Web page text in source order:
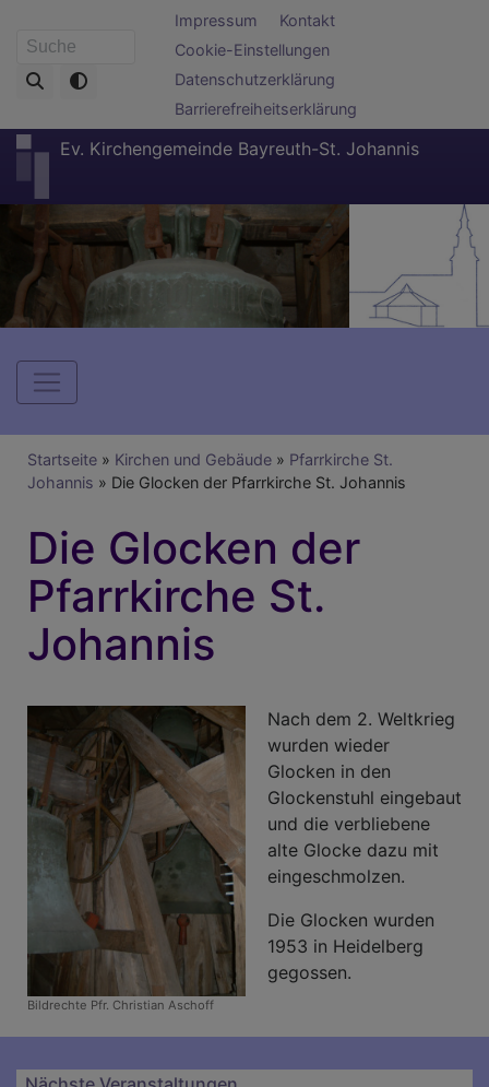
zum
Suche
Fußbereichsmenü
Impressum
Kontakt
Cookie-Einstellungen
Datenschutzerklärung
Barrierefreiheitserklärung
Ev. Kirchengemeinde Bayreuth-St. Johannis
Hauptnavigation
Breadcrumb
Startseite Kirchen und Gebäude
Pfarrkirche St.
Johannis
Die Glocken der Pfarrkirche St. Johannis
Die Glocken der
Pfarrkirche St.
Johannis
Bildrechte Pfr. Christian Aschoff
Nach dem 2. Weltkrieg
wurden wieder
Glocken in den
Glockenstuhl eingebaut
und die verbliebene
alte Glocke dazu mit
eingeschmolzen.
Die Glocken wurden
1953 in Heidelberg
gegossen.